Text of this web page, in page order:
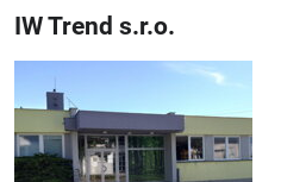
IW Trend s.r.o.